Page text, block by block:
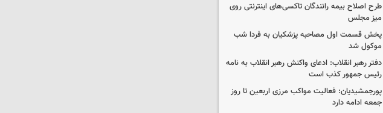
طرح اصلاح بیمه رانندگان تاکسی‌های اینترنتی روی
میز مجلس
پخش قسمت اول مصاحبه پزشکیان به فردا شب
موکول شد
دفتر رهبر انقلاب: ادعای واکنش رهبر انقلاب به نامه
رئیس جمهور کذب است
پورجمشیدیان: فعالیت مواکب مرزی اربعین تا روز
جمعه ادامه دارد